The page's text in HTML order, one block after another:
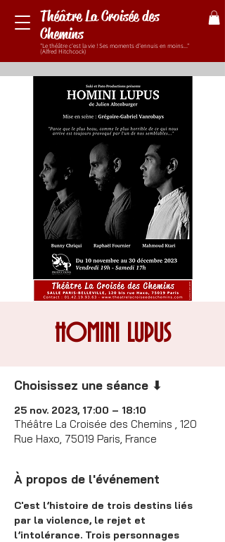
Théâtre La Croisée des
Chemins
"Le théâtre c'est la vie ! Ses moments d'ennuis en moins..."
(Alfred Hitchcock)
HOMINI LUPUS
Choisissez une séance ⬇
25 nov. 2023, 17:00 – 18:10
Théâtre La Croisée des Chemins , 120
Rue Haxo, 75019 Paris, France
À propos de l'événement
C'est l’histoire de trois destins liés
par la violence, le rejet et
l’intolérance. Trois personnages